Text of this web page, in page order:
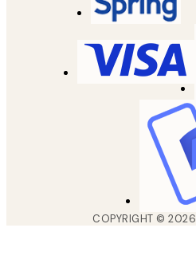
COPYRIGHT ©2026